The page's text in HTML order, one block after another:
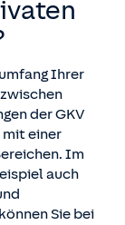
Ihrer
der GKV
einer
Im
auch
Sie bei